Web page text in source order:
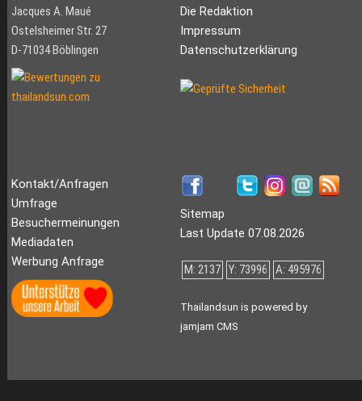
Jacques A. Maué
Ostelsheimer Str. 27
D-71034 Böblingen
Die Redaktion
Impressum
Datenschutzerklärung
Kontakt/Anfragen
Umfrage
Besuchermeinungen
Mediadaten
Werbung Anfrage
Sitemap
Last Update 07.08.2026
M: 2137 Y: 73996 A: 495976
Thailandsun is powered by
jamjam CMS